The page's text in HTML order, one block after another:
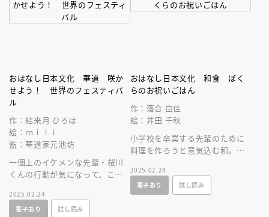
おはなし日本文化 華道 咲か
せよう！ 世界のフェスティバ
ル
作：結来月 ひろは
絵：ｍｉｉｉ
監：華道家元池坊
一個上のイケメンな先輩・桜川
くんの行動が気になって、こっ
道クラブに入ることになっちゃ
った！？
2025.02.24
電子あり
試し読み
おはなし日本文化 和食 ぼく
らのお祝いごはん
作：落合 由佳
絵：井田 千秋
小学校を卒業する先輩のために
料理を作ろうと意気込む和。お
「和食」のこと、どれくらい知
っていますか？
2025.02.24
電子あり
試し読み